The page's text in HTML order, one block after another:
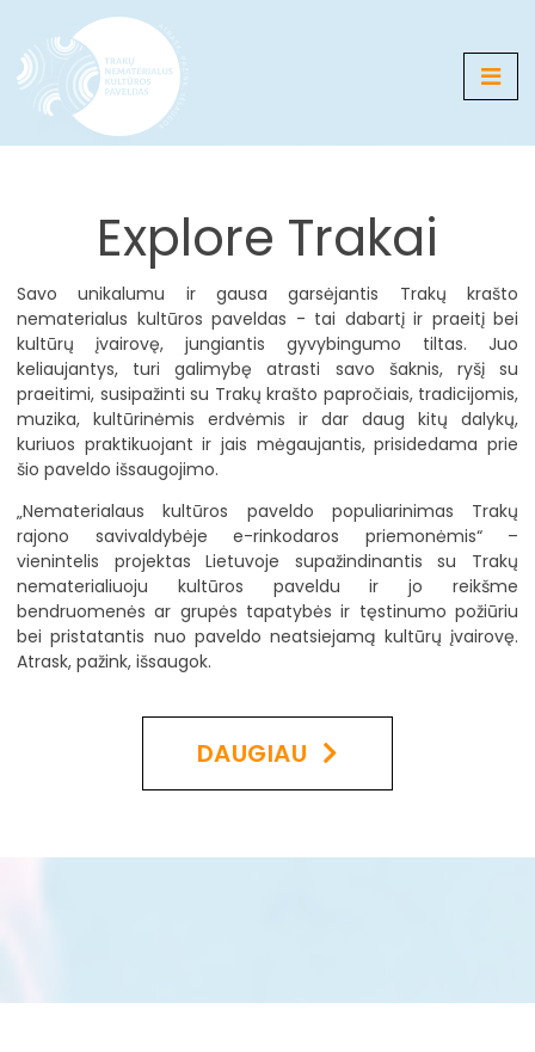
Žemėlapis
Naujienos
Renginiai
LT EN
Explore Trakai
Savo unikalumu ir gausa garsėjantis Trakų krašto
nematerialus kultūros paveldas - tai dabartį ir praeitį bei
kultūrų įvairovę, jungiantis gyvybingumo tiltas. Juo
keliaujantys, turi galimybę atrasti savo šaknis, ryšį su
praeitimi, susipažinti su Trakų krašto papročiais, tradicijomis,
muzika, kultūrinėmis erdvėmis ir dar daug kitų dalykų,
kuriuos praktikuojant ir jais mėgaujantis, prisidedama prie
šio paveldo išsaugojimo.
„Nematerialaus kultūros paveldo populiarinimas Trakų
rajono savivaldybėje e-rinkodaros priemonėmis“ –
vienintelis projektas Lietuvoje supažindinantis su Trakų
nematerialiuoju kultūros paveldu ir jo reikšme
bendruomenės ar grupės tapatybės ir tęstinumo požiūriu
bei pristatantis nuo paveldo neatsiejamą kultūrų įvairovę.
Atrask, pažink, išsaugok.
DAUGIAU